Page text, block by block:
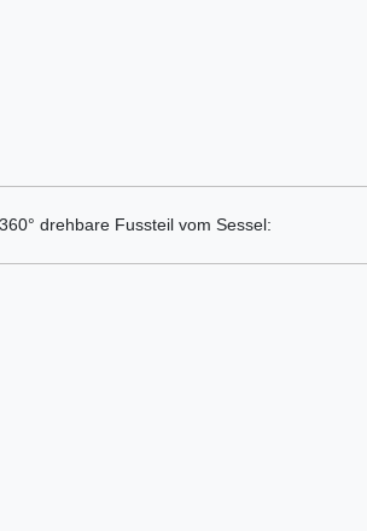
drehbare Fussteil vom Sessel: